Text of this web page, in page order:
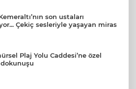
son ustaları
Çekiç sesleriyle yaşayan miras
Plaj Yolu Caddesi’ne özel